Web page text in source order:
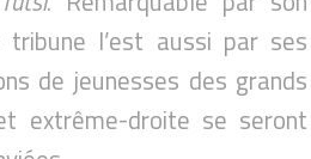
l’est aussi par ses
de jeunesses des grands
extrême-droite se seront